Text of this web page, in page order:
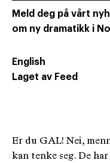
Er du GAL! Nei,
kan tenke seg. De
Meld deg på vårt
om ny dramatikk i
English
Laget av Feed